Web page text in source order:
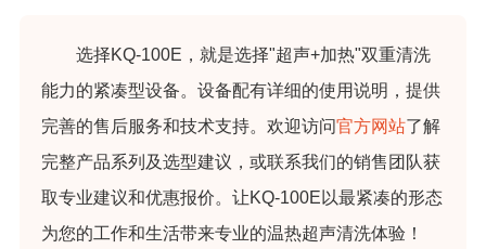
选择KQ-100E，就是选择"超声+加热"双重清洗
能力的紧凑型设备。设备配有详细的使用说明，提供
完善的售后服务和技术支持。欢迎访问官方网站了解
完整产品系列及选型建议，或联系我们的销售团队获
取专业建议和优惠报价。让KQ-100E以最紧凑的形态
为您的工作和生活带来专业的温热超声清洗体验！